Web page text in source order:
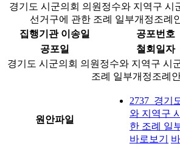
경기도 시군의회 의원정수와 지역구 시
선거구에 관한 조례 일부개정조례
집행기관 이송일
공포번호
공포일
철회일자
경기도 시군의회 의원정수와 지역구 시
조례 일부개정조례
원안파일
2737_경기
와 지역구
한 조례 일
바로보기